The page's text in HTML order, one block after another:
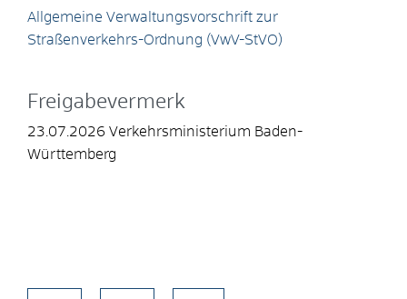
Allgemeine Verwaltungsvorschrift zur
Straßenverkehrs-Ordnung (VwV-StVO)
Freigabevermerk
23.07.2026 Verkehrsministerium Baden-
Württemberg